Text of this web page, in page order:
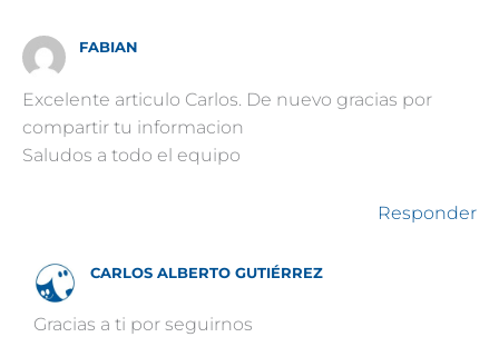
FABIAN
Excelente articulo Carlos. De nuevo gracias por
compartir tu informacion
Saludos a todo el equipo
Responder
CARLOS ALBERTO GUTIÉRREZ
Gracias a ti por seguirnos